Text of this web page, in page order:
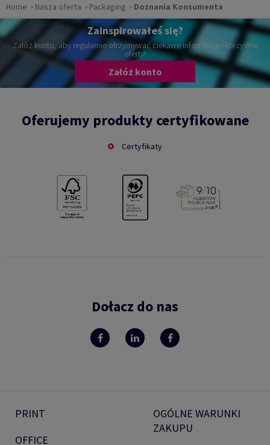
Home Nasza oferta Packaging Doznania Konsumenta
Zainspirowałeś się?
Załóż konto, aby regularnie otrzymywać ciekawe informacje i korzystne
oferty!
Załóż konto
Oferujemy produkty certyfikowane
Certyfikaty
Dołacz do nas
PRINT
OFFICE
OGÓLNE WARUNKI
ZAKUPU